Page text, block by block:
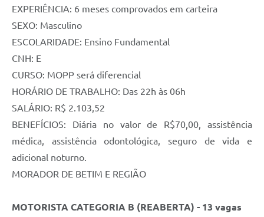
EXPERIÊNCIA: 6 meses comprovados em carteira
SEXO: Masculino
ESCOLARIDADE: Ensino Fundamental
CNH: E
CURSO: MOPP será diferencial
HORÁRIO DE TRABALHO: Das 22h às 06h
SALÁRIO: R$ 2.103,52
BENEFÍCIOS: Diária no valor de R$70,00, assistência
médica, assistência odontológica, seguro de vida e
adicional noturno.
MORADOR DE BETIM E REGIÃO
MOTORISTA CATEGORIA B (REABERTA) - 13 vagas